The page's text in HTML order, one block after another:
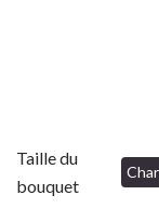
Taille du
bouquet